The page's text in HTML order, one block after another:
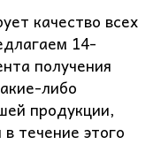
качество всех
14-
получения
либо
продукции,
течение этого